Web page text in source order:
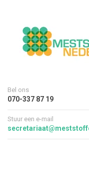
Bel ons
070-337 87 19
Stuur een e-mail